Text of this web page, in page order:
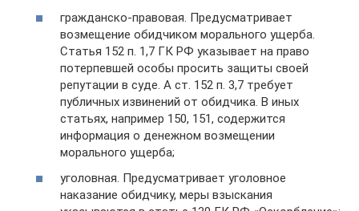
гражданско-правовая. Предусматривает
возмещение обидчиком морального ущерба.
Статья 152 п. 1,7 ГК РФ указывает на право
потерпевшей особы просить защиты своей
репутации в суде. А ст. 152 п. 3,7 требует
публичных извинений от обидчика. В иных
статьях, например 150, 151, содержится
информация о денежном возмещении
морального ущерба;
уголовная. Предусматривает уголовное
наказание обидчику, меры взыскания